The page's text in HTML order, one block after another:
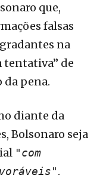
que,
falsas
na
tentativa” de
pena.
diante da
Bolsonaro seja
"com
.